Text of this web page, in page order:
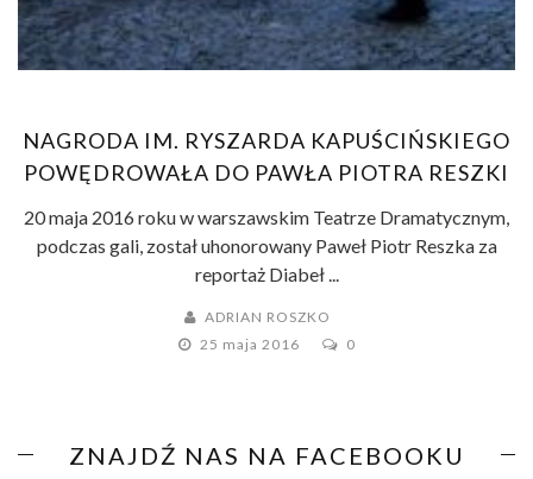
NAGRODA IM. RYSZARDA KAPUŚCIŃSKIEGO
POWĘDROWAŁA DO PAWŁA PIOTRA RESZKI
20 maja 2016 roku w warszawskim Teatrze Dramatycznym,
podczas gali, został uhonorowany Paweł Piotr Reszka za
reportaż Diabeł ...
ADRIAN ROSZKO
25 maja 2016
0
ZNAJDŹ NAS NA FACEBOOKU